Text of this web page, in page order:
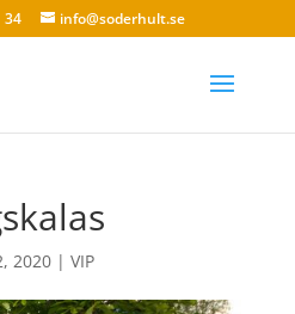
34 info@soderhult.se
2020| VIP